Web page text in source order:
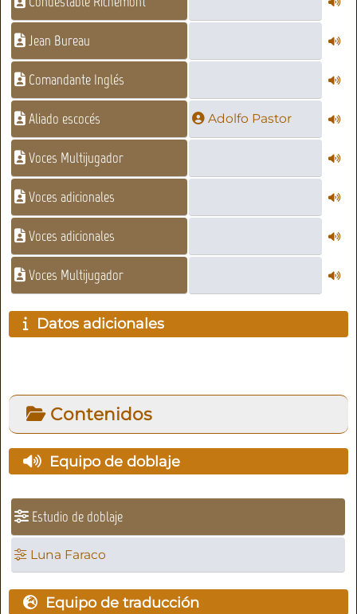
Jean Bureau
Comandante Inglés
Aliado escocés Adolfo Pastor
Voces Multijugador
Voces adicionales
Voces adicionales
Voces Multijugador
Datos adicionales
Contenidos
Equipo de doblaje
Estudio de doblaje
Luna Faraco
Equipo de traducción